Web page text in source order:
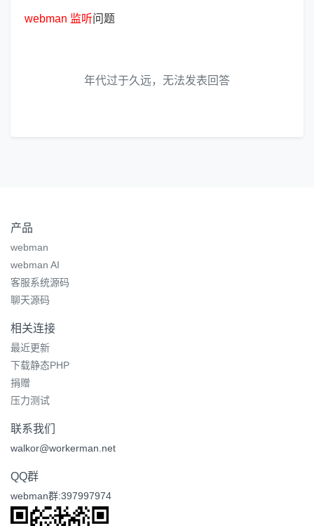
webman 监听问题
年代过于久远，无法发表回答
产品
webman
webman AI
客服系统源码
聊天源码
相关连接
最近更新
下载静态PHP
捐赠
压力测试
联系我们
walkor@workerman.net
QQ群
webman群:397997974